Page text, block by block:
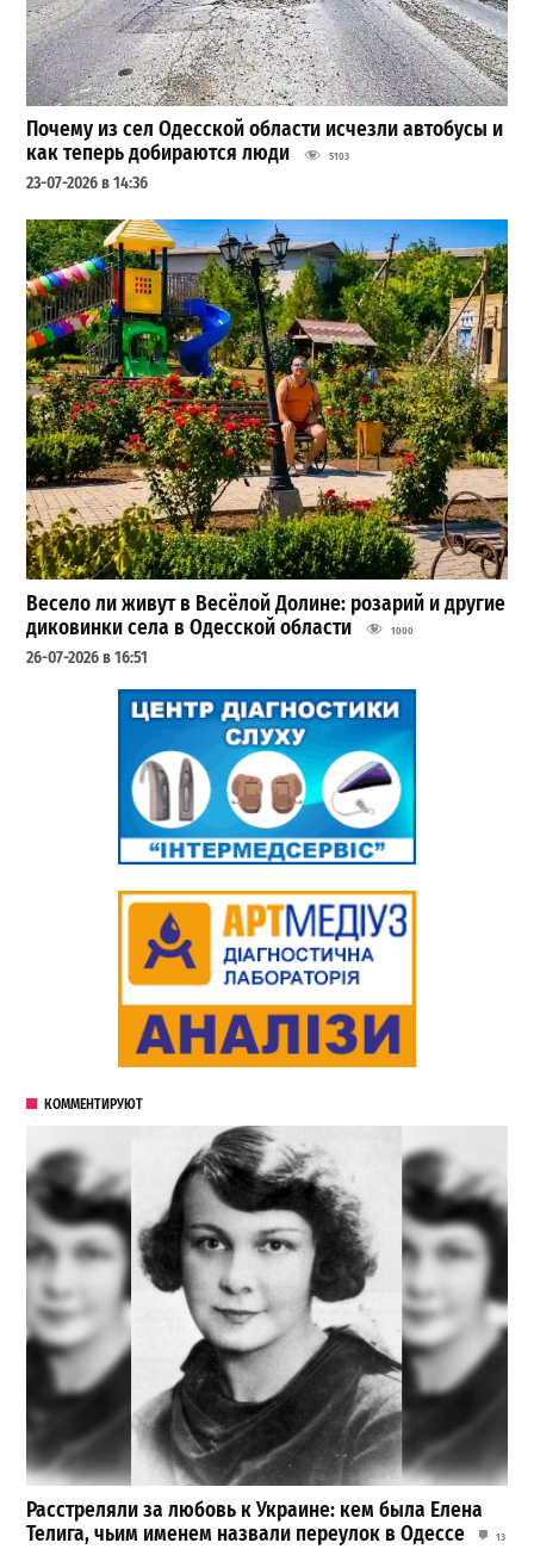
Почему из сел Одесской области исчезли автобусы и
как теперь добираются люди
5103
23-07-2026 в 14:36
Весело ли живут в Весёлой Долине: розарий и другие
диковинки села в Одесской области
1000
26-07-2026 в 16:51
КОММЕНТИРУЮТ
Расстреляли за любовь к Украине: кем была Елена
Телига, чьим именем назвали переулок в Одессе
13